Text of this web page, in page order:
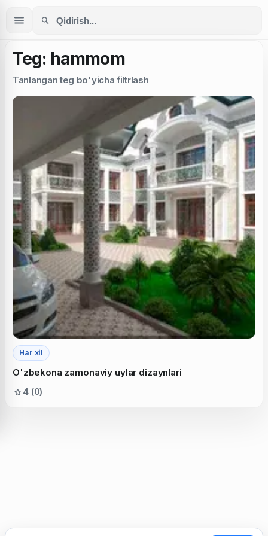
Teg: hammom
Tanlangan teg bo'yicha filtrlash
Har xil
O'zbekona zamonaviy uylar dizaynlari
4 (0)